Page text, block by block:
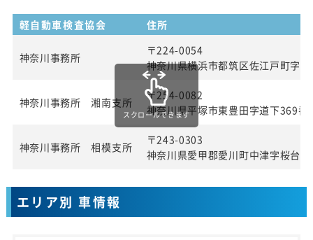
軽自動車検査協会 住所
神奈川事務所
〒224-0054
神奈川県横浜市都筑区佐江戸町字
神奈川事務所 湘南支所
〒254-0082
神奈川県平塚市東豊田字道下369番
神奈川事務所 相模支所
〒243-0303
神奈川県愛甲郡愛川町中津字桜台
スクロールできます
エリア別 車情報